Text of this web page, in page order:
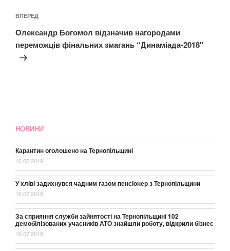
Наступний
запис
ВПЕРЕД
Олександр Богомол відзначив нагородами
переможців фінальних змагань “Динаміада-2018″
НОВИНИ
Карантин оголошено на Тернопільщині
16.07.2019
У хліві задихнувся чадним газом пенсіонер з Тернопільщини
16.07.2019
За сприяння служби зайнятості на Тернопільщині 102
демобілізованих учасників АТО знайшли роботу, відкрили бізнес
16.07.2019